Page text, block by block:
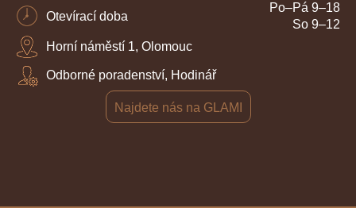
Otevírací doba
Po–Pá 9–18
So 9–12
Horní náměstí 1, Olomouc
Odborné poradenství, Hodinář
Najdete nás na GLAMI